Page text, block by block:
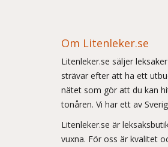
Om Litenleker.se
Litenleker.se säljer
strävar efter att ha ett
nätet som gör att du kan
tonåren. Vi har ett av
Litenleker.se är
vuxna. För oss är kvalitet